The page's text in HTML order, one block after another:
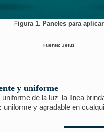
Figura 1. Paneles para aplicar
Fuente: Jeluz
y uniforme
de la luz, la línea
uniforme y agradable en